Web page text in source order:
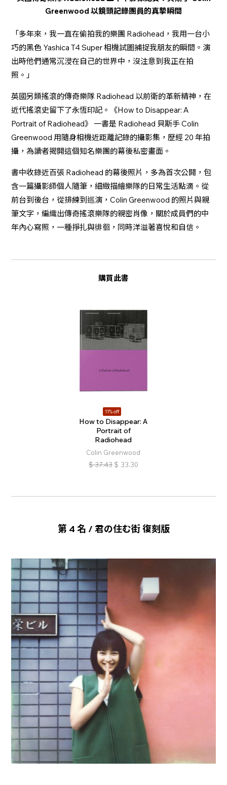
Greenwood 以鏡頭記錄團員的真摯瞬間
「多年來，我一直在偷拍我的樂團 Radiohead，我用一台小
巧的黑色 Yashica T4 Super 相機試圖捕捉我朋友的瞬間。演
出時他們通常沉浸在自己的世界中，沒注意到我正在拍
照。」
英國另類搖滾的傳奇樂隊 Radiohead 以前衛的革新精神，在
近代搖滾史留下了永恆印記。《How to Disappear: A
Portrait of Radiohead》 一書是 Radiohead 貝斯手 Colin
Greenwood 用隨身相機近距離記錄的攝影集，歷經 20 年拍
攝，為讀者揭開這個知名樂團的幕後私密畫面。
書中收錄近百張 Radiohead 的幕後照片，多為首次公開，包
含一篇攝影師個人隨筆，細緻描繪樂隊的日常生活點滴。從
前台到後台，從排練到巡演，Colin Greenwood 的照片與親
筆文字，編織出傳奇搖滾樂隊的親密肖像，關於成員們的中
年內心寫照，一種掙扎與徘徊，同時洋溢著喜悅和自信。
購買此書
11% off
How to Disappear: A
Portrait of
Radiohead
Colin Greenwood
$ 37.43 $ 33.30
第 4 名 / 君の住む街 復刻版